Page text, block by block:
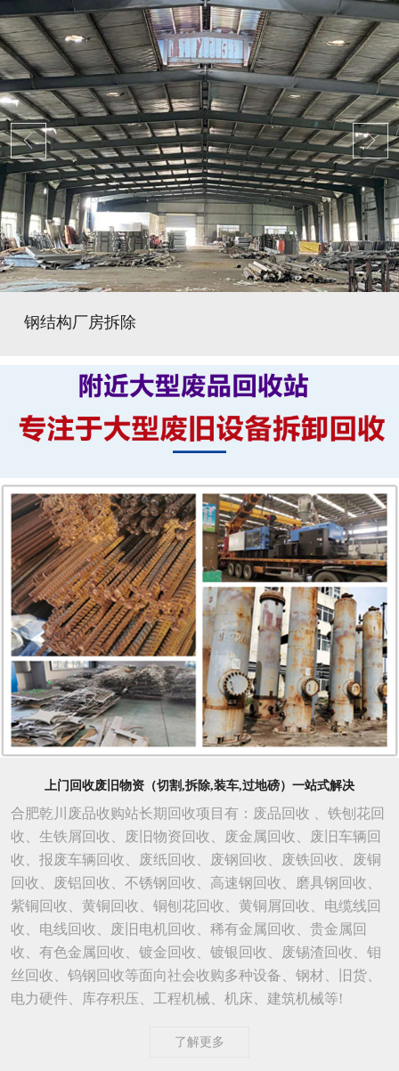
钢结构厂房拆除
上门回收废旧物资（切割,拆除,装车,过地磅）一站式解决
合肥乾川废品收购站长期回收项目有：废品回收 、铁刨花回
收、生铁屑回收、废旧物资回收、废金属回收、废旧车辆回
收、报废车辆回收、废纸回收、废钢回收、废铁回收、废铜
回收、废铝回收、不锈钢回收、高速钢回收、磨具钢回收、
紫铜回收、黄铜回收、铜刨花回收、黄铜屑回收、电缆线回
收、电线回收、废旧电机回收、稀有金属回收、贵金属回
收、有色金属回收、镀金回收、镀银回收、废锡渣回收、钼
丝回收、钨钢回收等面向社会收购多种设备、钢材、旧货、
电力硬件、库存积压、工程机械、机床、建筑机械等!
了解更多